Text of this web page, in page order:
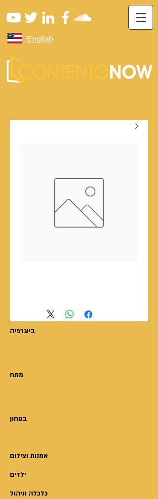
English
ביוגרפיה
מתח
בטחון
אמנות וצילום
ילדים
כלכלה וניהול